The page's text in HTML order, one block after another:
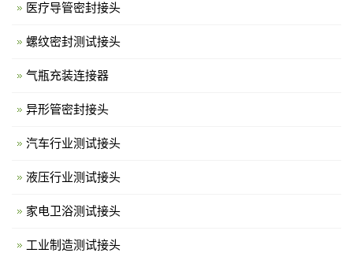
医疗导管密封接头
螺纹密封测试接头
气瓶充装连接器
异形管密封接头
汽车行业测试接头
液压行业测试接头
家电卫浴测试接头
工业制造测试接头